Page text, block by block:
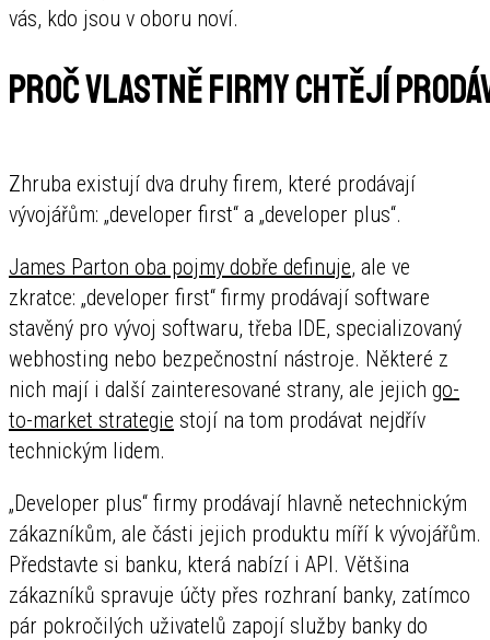
vás, kdo jsou v oboru noví.
Proč vlastně firmy chtějí
Zhruba existují dva druhy firem, které prodávají
vývojářům: „developer first“ a „developer plus“.
James Parton oba pojmy dobře definuje, ale ve
zkratce: „developer first“ firmy prodávají software
stavěný pro vývoj softwaru, třeba IDE, specializovaný
webhosting nebo bezpečnostní nástroje. Některé z
nich mají i další zainteresované strany, ale jejich go-
to-market strategie stojí na tom prodávat nejdřív
technickým lidem.
„Developer plus“ firmy prodávají hlavně netechnickým
zákazníkům, ale části jejich produktu míří k vývojářům.
Představte si banku, která nabízí i API. Většina
zákazníků spravuje účty přes rozhraní banky, zatímco
pár pokročilých uživatelů zapojí služby banky do